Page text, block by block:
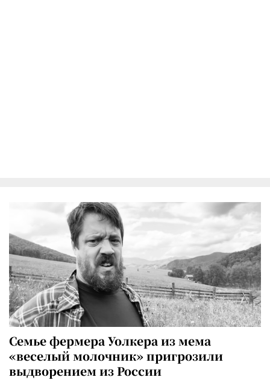
Семье фермера Уолкера из мема
«веселый молочник» пригрозили
выдворением из России